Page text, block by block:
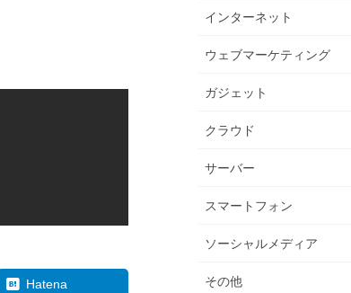
Hatena
インターネット
ウェブマーケティング
ガジェット
クラウド
サーバー
スマートフォン
ソーシャルメディア
その他